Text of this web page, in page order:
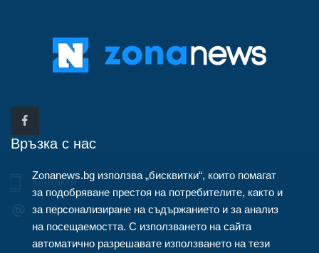
Връзка с нас
Контакти
info@zonanews.bg
Zonanews.bg използва „бисквитки“, които помагат
за подобряване престоя на потребителите, както и
за персонализиране на съдържанието и за анализ
на посещаемостта. С използването на сайта
автоматично разрешавате използването на тези